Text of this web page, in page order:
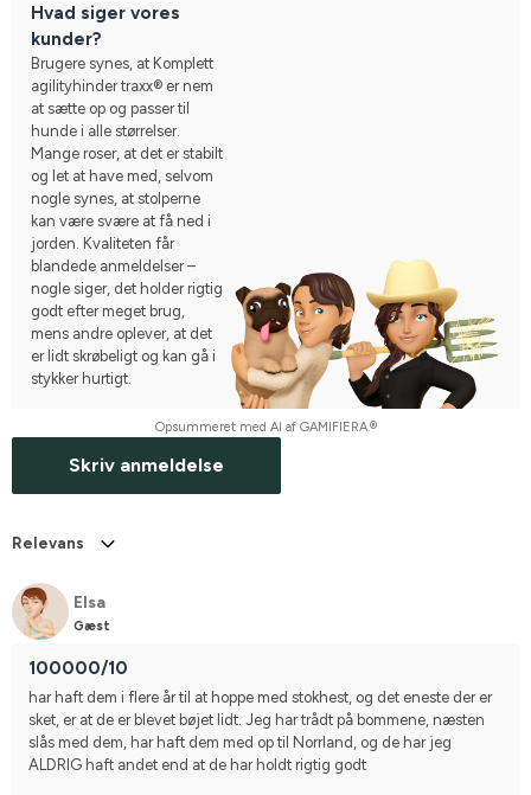
Hvad siger vores
kunder?
Brugere synes, at Komplett
agilityhinder traxx® er nem
at sætte op og passer til
hunde i alle størrelser.
Mange roser, at det er stabilt
og let at have med, selvom
nogle synes, at stolperne
kan være svære at få ned i
jorden. Kvaliteten får
blandede anmeldelser –
nogle siger, det holder rigtig
godt efter meget brug,
mens andre oplever, at det
er lidt skrøbeligt og kan gå i
stykker hurtigt.
Opsummeret med AI af GAMIFIERA.®
Skriv anmeldelse
Relevans
Elsa
Gæst
100000/10
har haft dem i flere år til at hoppe med stokhest, og det eneste der er
sket, er at de er blevet bøjet lidt. Jeg har trådt på bommene, næsten
slås med dem, har haft dem med op til Norrland, og de har jeg
ALDRIG haft andet end at de har holdt rigtig godt